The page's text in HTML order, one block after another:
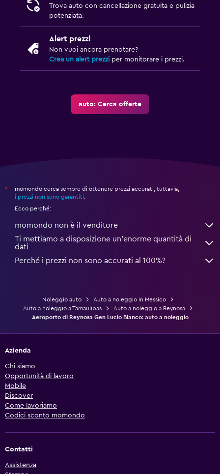
Trova auto con cancellazione gratuita e pulizia
potenziata.
Alert prezzi
Non vuoi ancora prenotare?
Crea un alert prezzi per monitorare i prezzi.
auto: Cerca offerte
*
momondo cerca sempre di ottenere prezzi accurati, tuttavia,
i prezzi non sono garantiti.
Ecco perché:
momondo non è il venditore
Ti mettiamo a disposizione un’enorme quantità di
dati
Perché i prezzi non sono accurati al 100%?
Noleggio auto
Auto a noleggio in Messico
Auto a noleggio a Tamaulipas
Auto a noleggio a Reynosa
Aeroporto di Reynosa Gen Lucio Blanco: auto a noleggio
Azienda
Chi siamo
Opportunità di lavoro
Mobile
Discover
Come lavoriamo
Codici sconto momondo
Contatti
Assistenza